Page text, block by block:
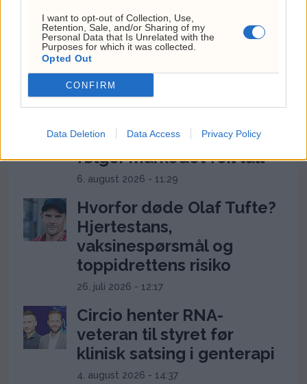
I want to opt-out of Collection, Use,
Retention, Sale, and/or Sharing of my
Personal Data that Is Unrelated with the
Purposes for which it was collected.
Opted Out
CONFIRM
Data Deletion Data Access Privacy Policy
Lubna Jafferys VM-reise
kostet 136.778 kroner –
Anne Lindboe brukte
43.524
6. august 2026 - 13:04
millioner fat olje – derfor
følger markedet feil tall
6. august 2026 - 11:29
Hvorfor døde Olaf Tufte?
Hjertestans,
vaksinespørsmål og
toppidrettens risiko
26. juli 2026 - 12:17
Circio henter RNA-
veteran til styret før
klinisk satsing i genterapi
4. august 2026 - 14:37